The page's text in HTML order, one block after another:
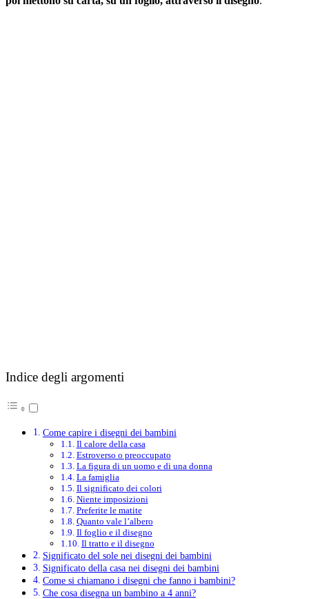
Indice degli argomenti
Come capire i disegni dei bambini
Il calore della casa
Estroverso o preoccupato
La figura di un uomo e di una donna
La famiglia
Il significato dei colori
Niente imposizioni
Preferite le matite
Quanto vale l’albero
Il foglio e il disegno
Il tratto e il disegno
Significato del sole nei disegni dei bambini
Significato della casa nei disegni dei bambini
Come si chiamano i disegni che fanno i bambini?
Che cosa disegna un bambino a 4 anni?